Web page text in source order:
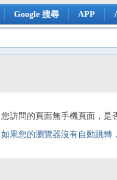
Google 搜尋 APP
您訪問的頁面無手機頁面，是
如果您的瀏覽器沒有自動跳轉